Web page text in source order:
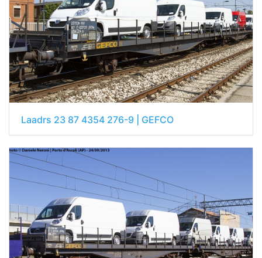
Laadrs 23 87 4354 276-9 | GEFCO